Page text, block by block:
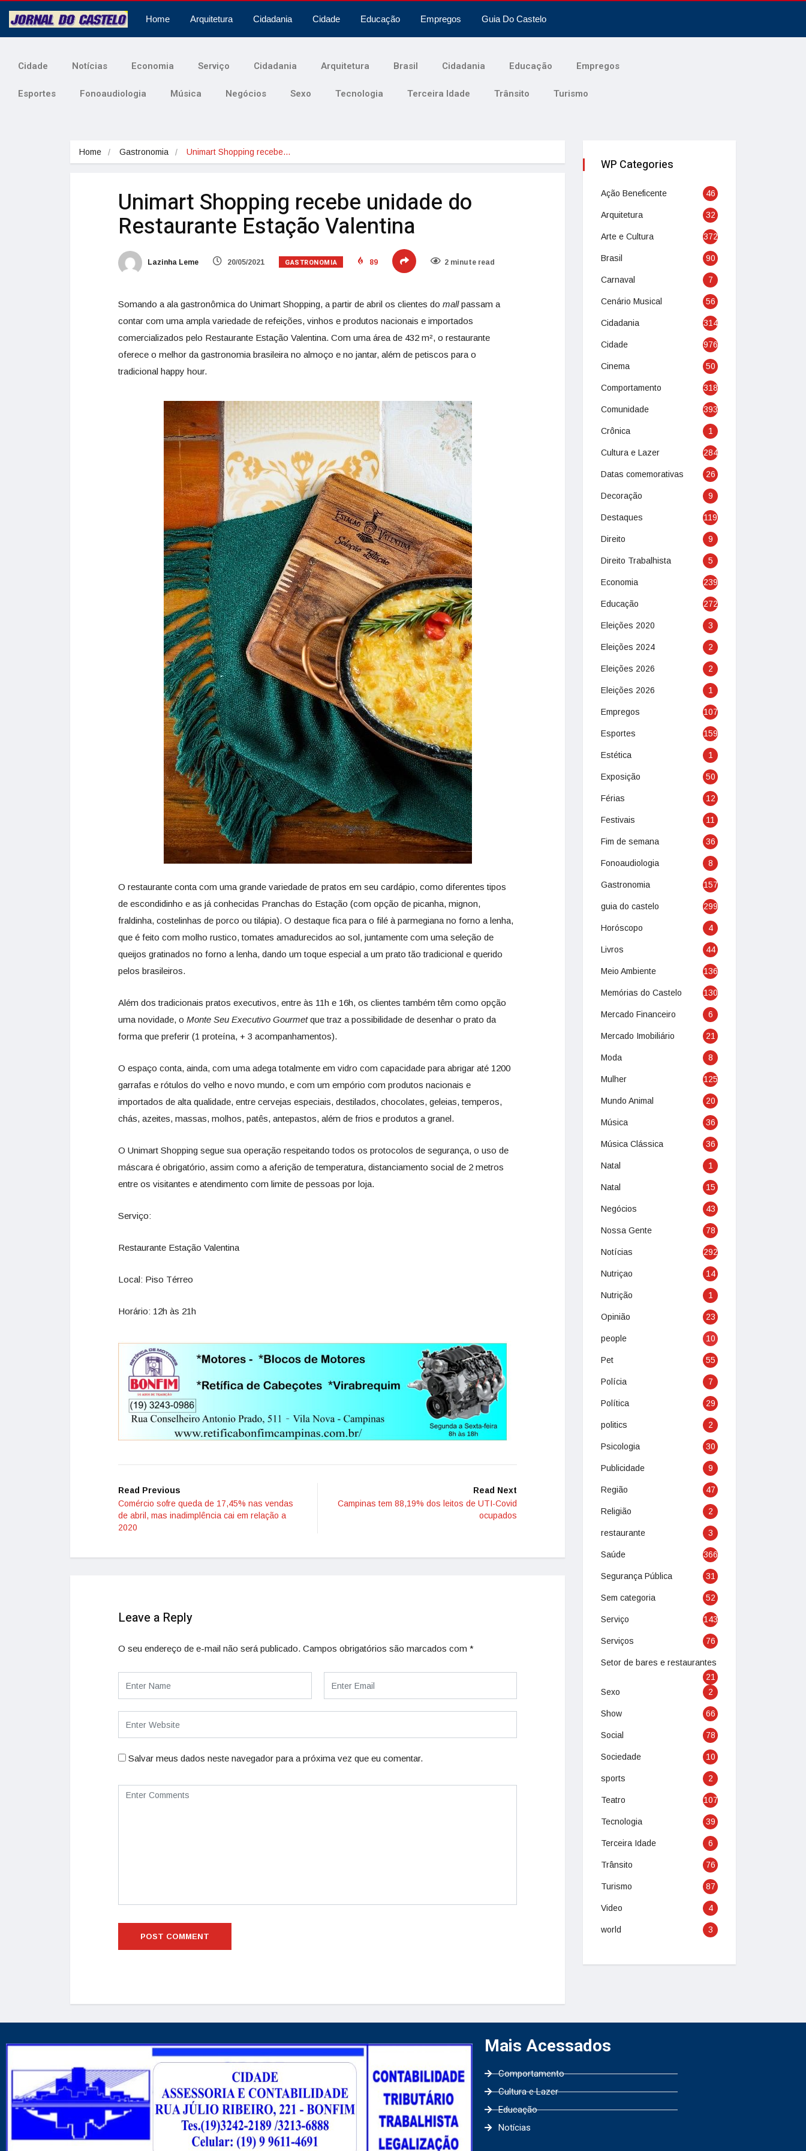
Home Arquitetura Cidadania Cidade Educação Empregos Guia Do Castelo
Cidade Notícias Economia Serviço Cidadania Arquitetura Brasil Cidadania Educação Empregos
Esportes Fonoaudiologia Música Negócios Sexo Tecnologia Terceira Idade Trânsito Turismo
Home Gastronomia Unimart Shopping recebe…
Unimart Shopping recebe unidade do
Restaurante Estação Valentina
Lazinha Leme 20/05/2021 GASTRONOMIA 89 2 minute read
Somando a ala gastronômica do Unimart Shopping, a partir de abril os clientes do mallpassam a
contar com uma ampla variedade de refeições, vinhos e produtos nacionais e importados
comercializados pelo Restaurante Estação Valentina. Com uma área de 432 m², o restaurante
oferece o melhor da gastronomia brasileira no almoço e no jantar, além de petiscos para o
tradicional happy hour.
O restaurante conta com uma grande variedade de pratos em seu cardápio, como diferentes tipos
de escondidinho e as já conhecidas Pranchas do Estação (com opção de picanha, mignon,
fraldinha, costelinhas de porco ou tilápia). O destaque fica para o filé à parmegiana no forno a lenha,
que é feito com molho rustico, tomates amadurecidos ao sol, juntamente com uma seleção de
queijos gratinados no forno a lenha, dando um toque especial a um prato tão tradicional e querido
pelos brasileiros.
Além dos tradicionais pratos executivos, entre às 11h e 16h, os clientes também têm como opção
uma novidade, o Monte Seu Executivo Gourmetque traz a possibilidade de desenhar o prato da
forma que preferir (1 proteína, + 3 acompanhamentos).
O espaço conta, ainda, com uma adega totalmente em vidro com capacidade para abrigar até 1200
garrafas e rótulos do velho e novo mundo, e com um empório com produtos nacionais e
importados de alta qualidade, entre cervejas especiais, destilados, chocolates, geleias, temperos,
chás, azeites, massas, molhos, patês, antepastos, além de frios e produtos a granel.
O Unimart Shopping segue sua operação respeitando todos os protocolos de segurança, o uso de
máscara é obrigatório, assim como a aferição de temperatura, distanciamento social de 2 metros
entre os visitantes e atendimento com limite de pessoas por loja.
Serviço:
Restaurante Estação Valentina
Local: Piso Térreo
Horário: 12h às 21h
Read Previous
Comércio sofre queda de 17,45% nas vendas
de abril, mas inadimplência cai em relação a
2020
Read Next
Campinas tem 88,19% dos leitos de UTI-Covid
ocupados
Leave a Reply
O seu endereço de e-mail não será publicado. Campos obrigatórios são marcados com *
Salvar meus dados neste navegador para a próxima vez que eu comentar.
WP Categories
Ação Beneficente 46
Arquitetura 32
Arte e Cultura 372
Brasil 90
Carnaval 7
Cenário Musical 56
Cidadania 314
Cidade 976
Cinema 50
Comportamento 318
Comunidade 393
Crônica 1
Cultura e Lazer 284
Datas comemorativas 26
Decoração 9
Destaques 119
Direito 9
Direito Trabalhista 5
Economia 239
Educação 272
Eleições 2020 3
Eleições 2024 2
Eleições 2026 2
Eleições 2026 1
Empregos 107
Esportes 159
Estética 1
Exposição 50
Férias 12
Festivais 11
Fim de semana 36
Fonoaudiologia 8
Gastronomia 157
guia do castelo 299
Horóscopo 4
Livros 44
Meio Ambiente 136
Memórias do Castelo 130
Mercado Financeiro 6
Mercado Imobiliário 21
Moda 8
Mulher 125
Mundo Animal 20
Música 36
Música Clássica 36
Natal 1
Natal 15
Negócios 43
Nossa Gente 78
Notícias 292
Nutriçao 14
Nutrição 1
Opinião 23
people 10
Pet 55
Polícia 7
Política 29
politics 2
Psicologia 30
Publicidade 9
Região 47
Religião 2
restaurante 3
Saúde 366
Segurança Pública 31
Sem categoria 52
Serviço 143
Serviços 76
Setor de bares e restaurantes
21
Sexo
2
Show 66
Social 78
Sociedade 10
sports 2
Teatro 107
Tecnologia 39
Terceira Idade 6
Trânsito 76
Turismo 87
Video 4
world 3
Mais Acessados
Comportamento
Cultura e Lazer
Educação
Notícias